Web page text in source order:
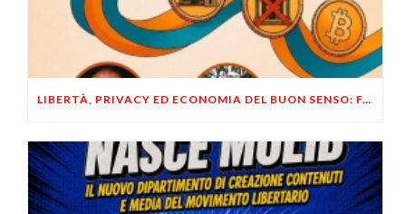
LIBERTÀ, PRIVACY ED ECONOMIA DEL BUON SENSO: FACCO E MUSUMECI A CASALECCHIO DI RENO (BO)